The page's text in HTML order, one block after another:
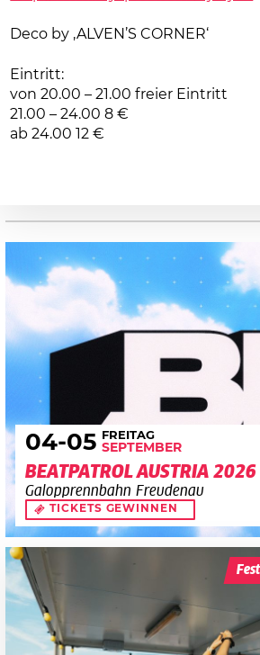
Deco by ‚ALVEN’S CORNER‘
Eintritt:
von 20.00 – 21.00 freier Eintritt
21.00 – 24.00 8 €
ab 24.00 12 €
04-05 FREITAG
SEPTEMBER
BEATPATROL AUSTRIA 2026
Galopprennbahn Freudenau
TICKETS GEWINNEN